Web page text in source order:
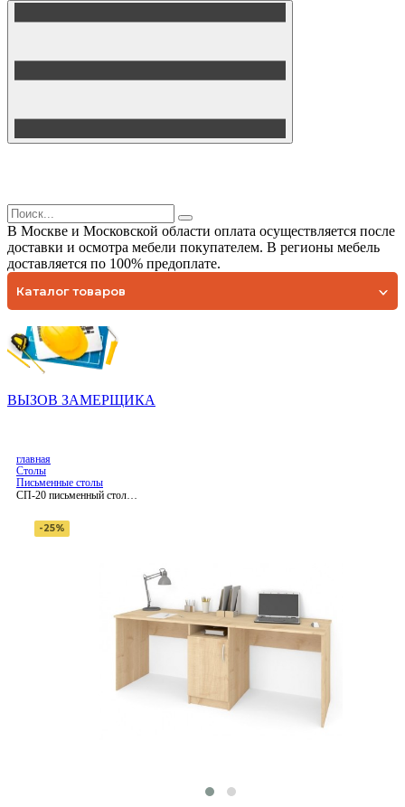
В Москве и Московской области оплата осуществляется после
доставки и осмотра мебели покупателем. В регионы мебель
доставляется по 100% предоплате.
Каталог товаров
ВЫЗОВ ЗАМЕРЩИКА
главная
Столы
Письменные столы
СП-20 письменный стол,
-25%